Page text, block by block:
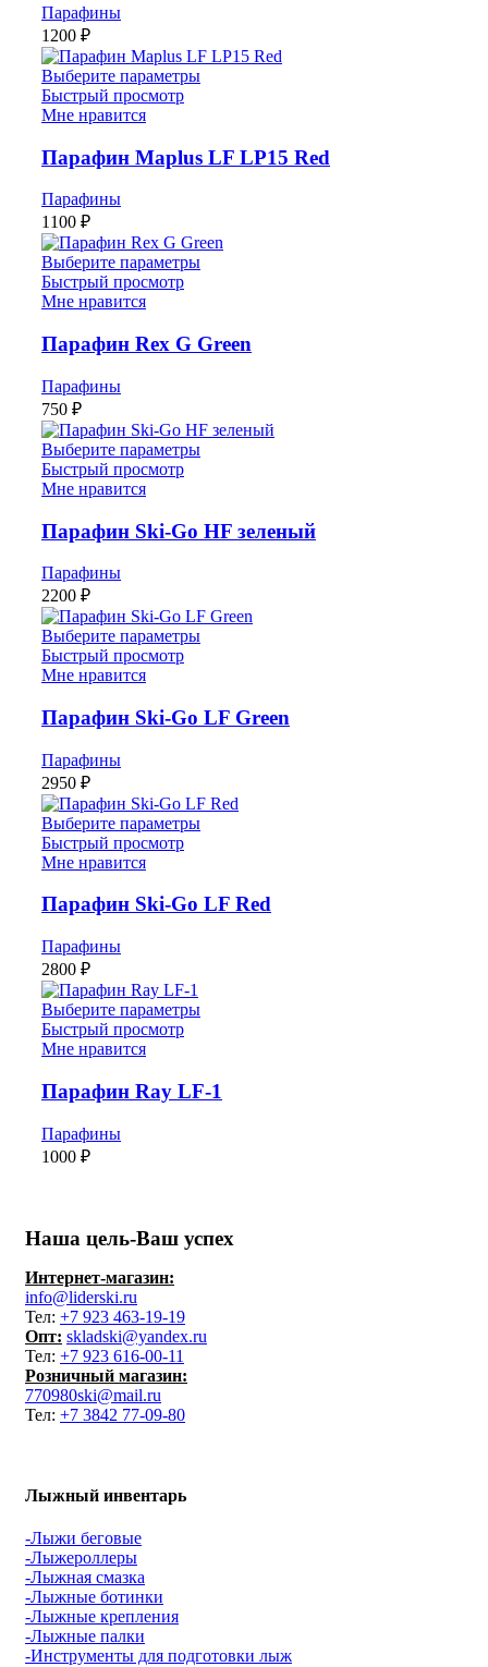
Парафины
1200 ₽
Выберите параметры
Быстрый просмотр
Мне нравится
Парафин Maplus LF LP15 Red
Парафины
1100 ₽
Выберите параметры
Быстрый просмотр
Мне нравится
Парафин Rex G Green
Парафины
750 ₽
Выберите параметры
Быстрый просмотр
Мне нравится
Парафин Ski-Go HF зеленый
Парафины
2200 ₽
Выберите параметры
Быстрый просмотр
Мне нравится
Парафин Ski-Go LF Green
Парафины
2950 ₽
Выберите параметры
Быстрый просмотр
Мне нравится
Парафин Ski-Go LF Red
Парафины
2800 ₽
Выберите параметры
Быстрый просмотр
Мне нравится
Парафин Ray LF-1
Парафины
1000 ₽
Наша цель-Ваш успех
Интернет-магазин:
info@liderski.ru
Тел: +7 923 463-19-19
Опт: skladski@yandex.ru
Тел: +7 923 616-00-11
Розничный магазин:
770980ski@mail.ru
Тел: +7 3842 77-09-80
Лыжный инвентарь
-Лыжи беговые
-Лыжероллеры
-Лыжная смазка
-Лыжные ботинки
-Лыжные крепления
-Лыжные палки
-Инструменты для подготовки лыж